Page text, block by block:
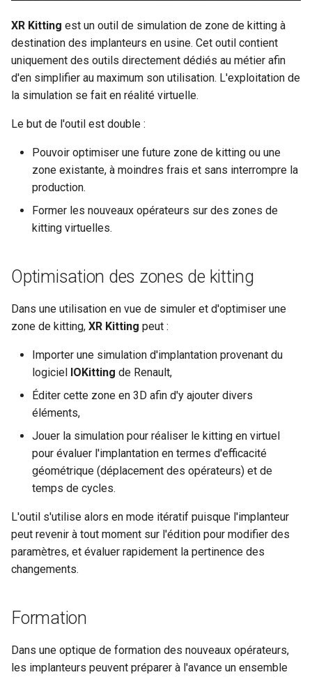
e
a
XR Kitting est un outil de simulation de zone de kitting à
destination des implanteurs en usine. Cet outil contient
uniquement des outils directement dédiés au métier afin
d'en simplifier au maximum son utilisation. L'exploitation de
la simulation se fait en réalité virtuelle.
Le but de l'outil est double :
Pouvoir optimiser une future zone de kitting ou une
zone existante, à moindres frais et sans interrompre la
production.
Former les nouveaux opérateurs sur des zones de
kitting virtuelles.
Optimisation des zones de kitting
Dans une utilisation en vue de simuler et d'optimiser une
zone de kitting, XR Kitting peut :
Importer une simulation d'implantation provenant du
logiciel IOKitting de Renault,
Éditer cette zone en 3D afin d'y ajouter divers
éléments,
Jouer la simulation pour réaliser le kitting en virtuel
pour évaluer l'implantation en termes d'efficacité
géométrique (déplacement des opérateurs) et de
temps de cycles.
L'outil s'utilise alors en mode itératif puisque l'implanteur
peut revenir à tout moment sur l'édition pour modifier des
paramètres, et évaluer rapidement la pertinence des
changements.
Formation
Dans une optique de formation des nouveaux opérateurs,
les implanteurs peuvent préparer à l'avance un ensemble